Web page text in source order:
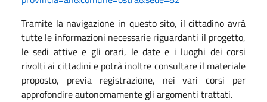
Tramite la navigazione in questo sito, il cittadino avrà
tutte le informazioni necessarie riguardanti il progetto,
le sedi attive e gli orari, le date e i luoghi dei corsi
rivolti ai cittadini e potrà inoltre consultare il materiale
proposto, previa registrazione, nei vari corsi per
approfondire autonomamente gli argomenti trattati.